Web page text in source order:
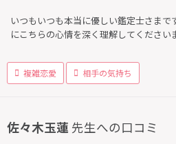
いつもいつも本当に優しい鑑定士さま
にこちらの心情を深く理解してください
複雑恋愛 相手の気持ち
佐々木玉蓮 先生への口コミ